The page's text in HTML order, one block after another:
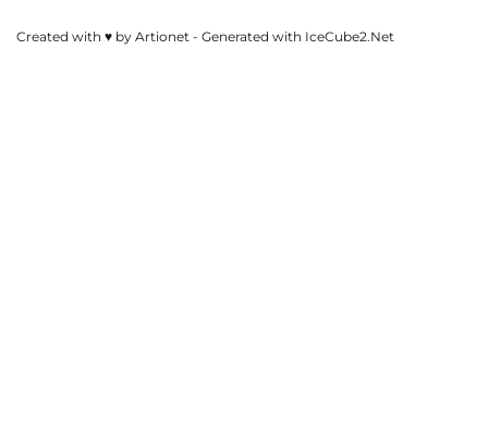
Created with ♥ by Artionet - Generated with IceCube2.Net